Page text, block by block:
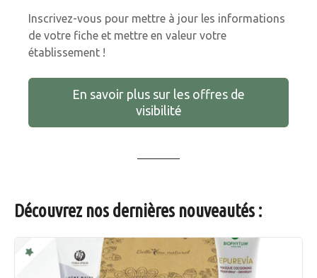
Inscrivez-vous pour mettre à jour les informations
de votre fiche et mettre en valeur votre
établissement !
En savoir plus sur les offres de
visibilité
Découvrez nos dernières nouveautés :